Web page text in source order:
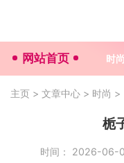
网站首页 时尚
主页 > 文章中心 > 时尚 >
栀
时间： 2026-06-